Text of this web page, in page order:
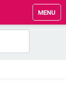
MENU